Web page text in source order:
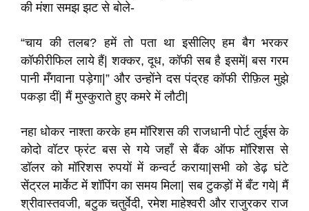
की मंशा समझ झट से बोले-
“चाय की तलब? हमें तो पता था इसीलिए हम बैग भरकर
कॉफीरीफिल लाये हैं| शक्कर, दूध, कॉफी सब है इसमें| बस गरम
पानी मँगवाना पड़ेगा|” और उन्होंने दस पंद्रह कॉफी रीफ़िल मुझे
पकड़ा दीं| मैं मुस्कुराते हुए कमरे में लौटी|
नहा धोकर नाश्ता करके हम मॉरिशस की राजधानी पोर्ट लुईस के
कोदो वॉटर फ्रंट बस से गये जहाँ से बैंक ऑफ मॉरिशस से
डॉलर को मॉरिशस रुपयों में कन्वर्ट कराया|सभी को डेढ़ घंटे
सेंट्रल मार्केट में शॉपिंग का समय मिला| सब टुकड़ों में बँट गये| मैं
श्रीवास्तवजी, बटुक चतुर्वेदी, रमेश माहेश्वरी और राजुरकर राज